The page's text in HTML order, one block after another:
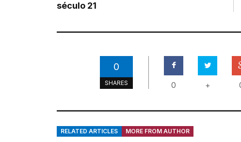
século 21
0
SHARES 0 +
RELATED ARTICLES MORE FROM AUTHOR